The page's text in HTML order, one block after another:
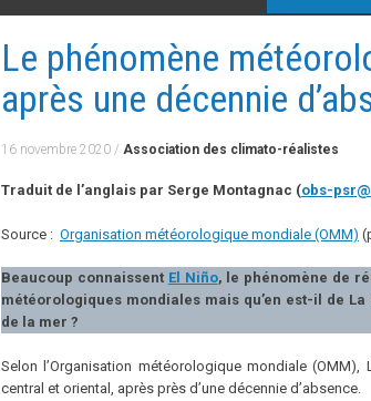
Le phénomène
après une décennie
16 novembre 2020 / Association des climato-réalistes
Traduit de l’anglais par Serge Montagnac (obs-
Source : Organisation météorologique mondiale (OMM)
Beaucoup connaissent El Niño, le phénomène de
météorologiques mondiales mais qu’en est-il de
de la mer ?
Selon l’Organisation météorologique mondiale
central et oriental, après près d’une décennie d’absence.